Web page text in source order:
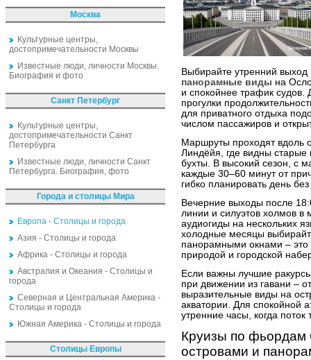
Москва
Культурные центры,
достопримечательности Москвы
Известные люди, личности Москвы.
Биография и фото
Санкт Петербург
Культурные центры,
достопримечательности Санкт
Петербурга
Известные люди, личности Санкт
Петербурга. Биография, фото
Города и столицы Мира
Европа - Столицы и города
Азия - Столицы и города
Африка - Столицы и города
Австралия и Океания - Столицы и
города
Северная и Центральная Америка -
Столицы и города
Южная Америка - Столицы и города
Столицы Европы
Выбирайте утренний
панорамные виды на
и спокойнее трафик судов.
прогулки
для приватного отдыха
числом пассажиров и
Маршруты проходят вдоль
Линдёйя, где видны
бухты. В высокий сезон, с
каждые 30–60 минут от
гибко планировать день
Вечерние выходы после
линии и силуэтов холмов в
аудиогиды на нескольких
холодные месяцы
панорамными окнами – это
природой и городской
Если важны лучшие
при движении из гавани –
выразительные виды на
акватории. Для спокойной
утренние часы, когда поток
Круизы по фьордам
островами и